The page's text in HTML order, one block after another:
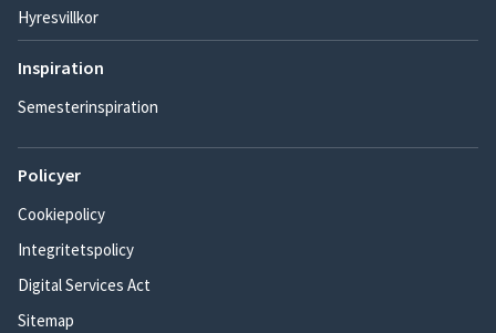
Hyresvillkor
Inspiration
Semesterinspiration
Policyer
Cookiepolicy
Integritetspolicy
Digital Services Act
Sitemap